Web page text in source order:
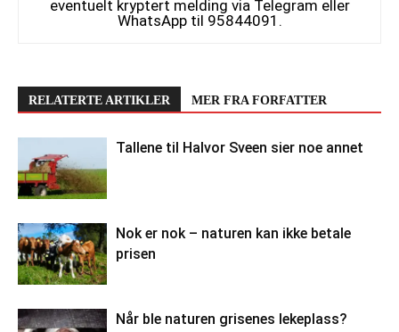
eventuelt kryptert melding via Telegram eller
WhatsApp til 95844091.
RELATERTE ARTIKLER MER FRA FORFATTER
Tallene til Halvor Sveen sier noe annet
Nok er nok – naturen kan ikke betale
prisen
Når ble naturen grisenes lekeplass?